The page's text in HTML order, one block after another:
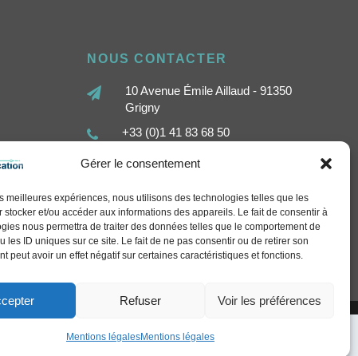
Gérer le consentement
meilleures expériences, nous utilisons des technologies telles que les
stocker et/ou accéder aux informations des appareils. Le fait de consentir à
nous permettra de traiter des données telles que le comportement de
les ID uniques sur ce site. Le fait de ne pas consentir ou de retirer son
peut avoir un effet négatif sur certaines caractéristiques et fonctions.
Refuser Voir les préférences
Mentions légalesMentions légales
NOUS CONTACTER
10 Avenue Émile Aillaud - 91350
Grigny
+33 (0)1 41 83 68 50